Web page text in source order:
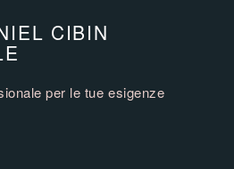
CIBIN
per le tue esigenze